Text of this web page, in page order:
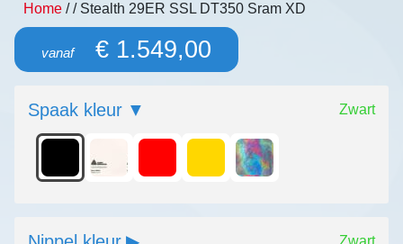
Home // Stealth 29ER SSL DT350 Sram XD
vanaf€ 1.549,00
Spaak kleur Zwart
Zwart